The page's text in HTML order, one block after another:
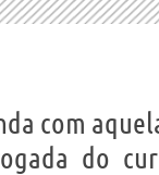
com
do